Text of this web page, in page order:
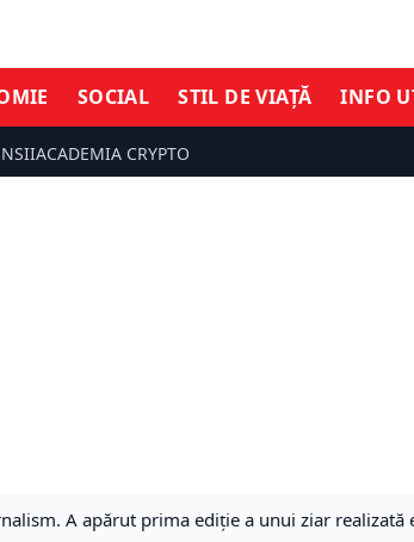
SOCIAL STIL DE VIAȚĂ INFO
ACADEMIA CRYPTO
A apărut prima ediție a unui ziar